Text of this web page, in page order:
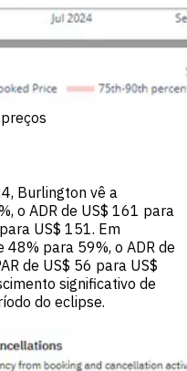
Burlington vê a
o ADR de US$ 161 para
US$ 151. Em
para 59%, o ADR de
de US$ 56 para US$
significativo de
do eclipse.